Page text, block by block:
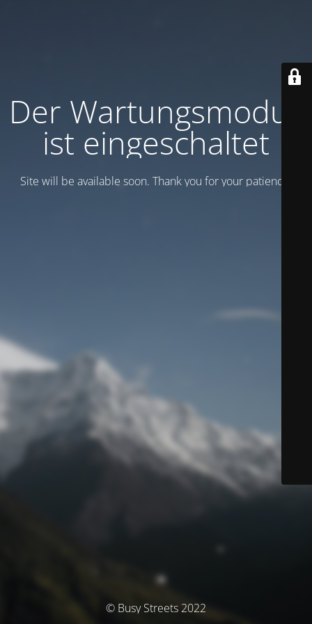
Der Wartungsmodus
ist eingeschaltet
Site will be available soon. Thank you for your patience!
© Busy Streets 2022